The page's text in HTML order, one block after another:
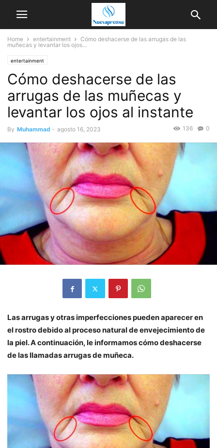
Home entertainment
Cómo deshacerse de las arrugas de las
muñecas y levantar los ojos...
entertainment
Cómo deshacerse de las
arrugas de las muñecas y
levantar los ojos al instante
By Muhammad - agosto 16, 2023 0
136
Las arrugas y otras imperfecciones pueden aparecer en
el rostro debido al proceso natural de envejecimiento de
la piel. A continuación, le informamos cómo deshacerse
de las llamadas arrugas de muñeca.